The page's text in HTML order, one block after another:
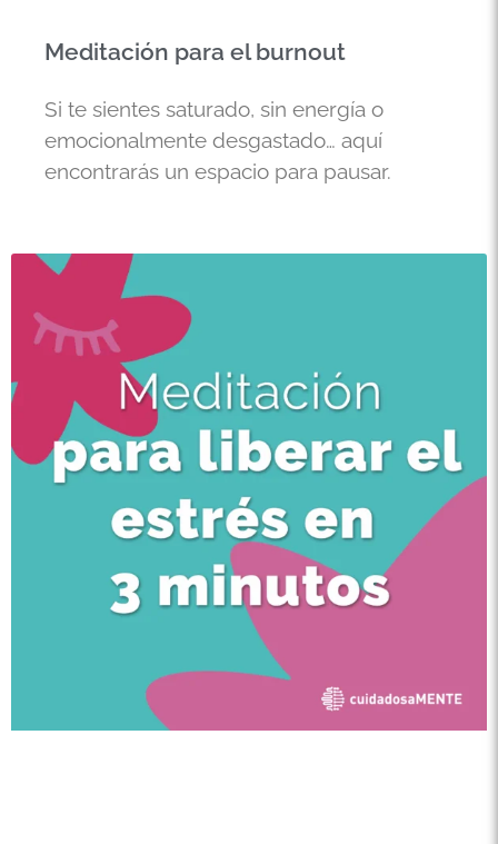
Meditación para el burnout
Si te sientes saturado, sin energía o
emocionalmente desgastado… aquí
encontrarás un espacio para pausar.